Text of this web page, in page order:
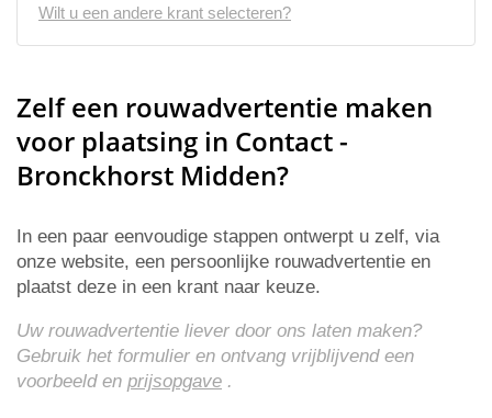
Wilt u een andere krant selecteren?
Zelf een rouwadvertentie maken
voor plaatsing in Contact -
Bronckhorst Midden?
In een paar eenvoudige stappen ontwerpt u zelf, via
onze website, een persoonlijke rouwadvertentie en
plaatst deze in een krant naar keuze.
Uw rouwadvertentie liever door ons laten maken?
Gebruik het formulier en ontvang vrijblijvend een
voorbeeld en prijsopgave .